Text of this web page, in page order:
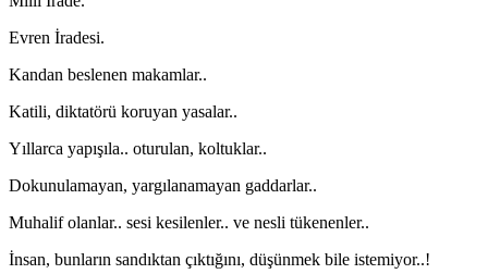
Evren İradesi.
Kandan beslenen makamlar..
Katili, diktatörü koruyan yasalar..
Yıllarca yapışıla.. oturulan, koltuklar..
Dokunulamayan, yargılanamayan gaddarlar..
Muhalif olanlar.. sesi kesilenler.. ve nesli tükenenler..
İnsan, bunların sandıktan çıktığını, düşünmek bile istemiyor..!